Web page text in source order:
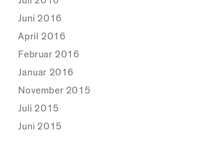
Juni 2016
April 2016
Februar 2016
Januar 2016
November 2015
Juli 2015
Juni 2015